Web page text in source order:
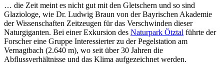
… die Zeit meint es nicht gut mit den Gletschern und so sind
Glaziologe, wie Dr. Ludwig Braun von der Bayrischen Akademie
der Wissenschaften Zeitzeugen für das Verschwinden dieser
Naturgiganten. Bei einer Exkursion des Naturpark Ötztal führte der
Forscher eine Gruppe Interessierter zu der Pegelstation am
Vernagtbach (2.640 m), wo seit über 30 Jahren die
Abflussverhältnisse und das Klima aufgezeichnet werden.